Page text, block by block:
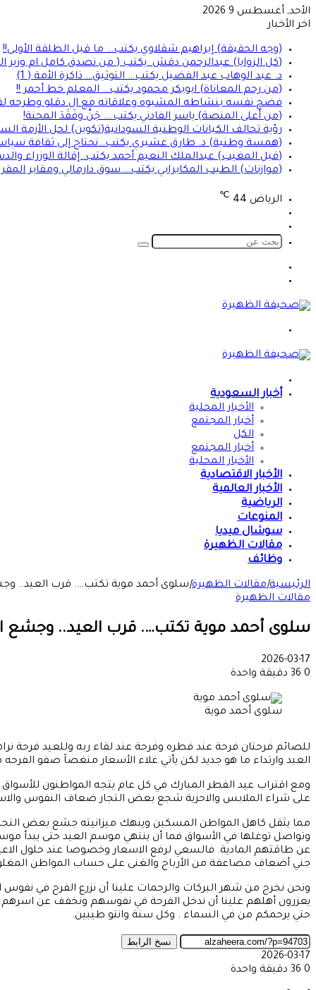
الأحد, أغسطس 9 2026
اخر الأخبار
(وجه الحقيقة) إبراهيم شقلاوي يكتب… ما قبل الطلقة الأولى!!
(كل الزوايا) عبدالرحمن دقش يكتب ( من نصدق كامل ام وزير
د. عبد الوهاب عبد الفضيل يكتب… التوثيق… ذاكرة الأمة ( 1)
(من رحم المعاناة) ابوبكر محمود يكتب… المعلم خط أحمر !!
فضح نفسه بنشاطه المشبوه وعلاقاته مع ال دقلو وطرحه
(من أعلى المنصة) ياسر الفادني يكتب…. جَنَّ وفَقَدَ المحنة!
رؤية تحالف الكيانات الوطنية السودانية(تكوين) لحل الأزمة
(همسة وطنية) د. طارق عشيري يكتب…نحتاج إلى ثقافة
(قبل المغيب) عبدالملك النعيم أحمد يكتب..إقالة الوزراء
(موازنات) الطيب المكابرابي يكتب….سوق دارمالي ومقابر
الرياض 44
℃
المظلم
بحث
أخبار السعودية
الأخبار المحلية
أخبار المجتمع
الكل
أخبار المجتمع
الأخبار المحلية
الأخبار الاقتصادية
الأخبار العالمية
الرياضية
المنوعات
سوشال ميديا
مقالات الظهيرة
وظائف
الرئيسية|مقالات الظهيرة|سلوى أحمد موية تكتب…. قرب العيد..
مقالات الظهيرة
سلوى أحمد موية تكتب…. قرب العيد.. وجشع
2026-03-17
0
دقيقة واحدة
سلوى أحمد موية
للصائم فرحتان فرحة عند فطره وفرحة عند لقاء ربه وللعيد فرحة
العيد وارتداء ما هو جديد لكن يأتي غلاء الأسعار منغصآ صفو الفرحه
ومع اقتراب عيد الفطر المبارك في كل عام يتجه المواطنون
على شراء الملابس والاحزية شجع بعض التجار ضعاف النفوس
مما يثقل كاهل المواطن المسكين وينهك ميزانيته جشع بعض
وتواصل توغلها في الأسواق فما أن ينتهي موسم العيد حتى يبدأ
عن طاقتهم المادية. فالسعي لرفع الاسعار وخصوصا عند حلول
جني أضعاف مضاعفة من الأرباح والغنى على حساب المواطن
ونحن نخرج من شهر البركات والرحمات علينا أن نزرع الفرح في
يعزرون أهلهم علينا أن ندخل الفرحة في نفوسهم ونخفف عن اسرهم
حتي يرحمكم من في السماء . وكل سنة وانتو طيبين.
نسخ الرابط
2026-03-17
0
دقيقة واحدة